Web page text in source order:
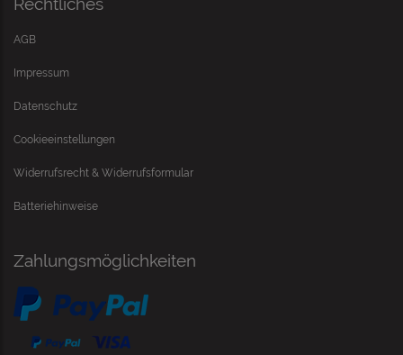
AGB
Impressum
Datenschutz
Cookieeinstellungen
Widerrufsrecht & Widerrufsformular
Batteriehinweise
Zahlungsmöglichkeiten